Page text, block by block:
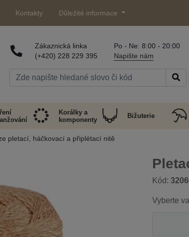
Kontakty Důležité informace
Zákaznická linka
(+420) 228 229 395
Po - Ne: 8:00 - 20:00
Napište nám
Korálky a
komponenty
Bižuterie
pletací, háčkovací a připlétací nitě
Kód:
Vyberte